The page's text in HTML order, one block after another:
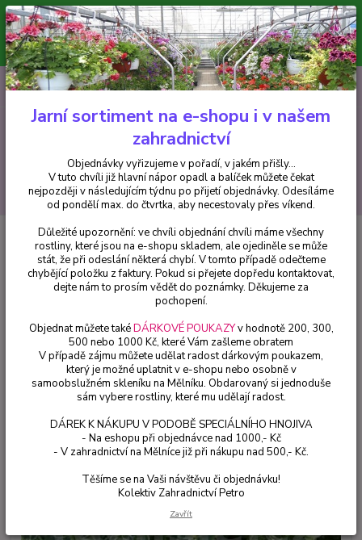
Minimální hodnota pro odeslání z e-shopu je 300 Kč.
V tuto chvíli již hlavní nápor objednávek opadl a balíček můžete čekat
nejpozději v následujícím týdnu po přijetí objednávky. Objednávky
vyřizujeme v pořadí, v jakém přišly...
CZK
Hledat
+420 602 223 614 0ks
za0 Kč
Bylinky a léčivky
Mateřidouška citronová variegata- panašovaný
list - cena za kus v 3-kusovém balení
Mateřidouška citronová
variegata- panašovaný list - cena
za kus v 3-kusovém balení
Jarní sortiment na e-shopu i v našem
zahradnictví
Objednávky vyřizujeme v pořadí, v jakém přišly...
V tuto chvíli již hlavní nápor opadl a balíček můžete čekat
nejpozději v následujícím týdnu po přijetí objednávky. Odesíláme
od pondělí max. do čtvrtka, aby necestovaly přes víkend.
Důležité upozornění: ve chvíli objednání chvíli máme všechny
rostliny, které jsou na e-shopu skladem, ale ojediněle se může
stát, že při odeslání některá chybí. V tomto případě odečteme
chybějící položku z faktury. Pokud si přejete dopředu kontaktovat,
dejte nám to prosím vědět do poznámky. Děkujeme za
pochopení.
Objednat můžete takéDÁRKOVÉ POUKAZYv hodnotě 200, 300,
500 nebo 1000 Kč, které Vám zašleme obratem
V případě zájmu můžete udělat radost dárkovým poukazem,
který je možné uplatnit v e-shopu nebo osobně v
samoobslužném skleníku na Mělníku. Obdarovaný si jednoduše
sám vybere rostliny, které mu udělají radost.
DÁREK K NÁKUPU V PODOBĚ SPECIÁLNÍHO HNOJIVA
- Na eshopu při objednávce nad 1000,- Kč
- V zahradnictví na Mělníce již při nákupu nad 500,- Kč.
Těšíme se na Vaši návštěvu či objednávku!
Kolektiv Zahradnictví Petro
Zavřít